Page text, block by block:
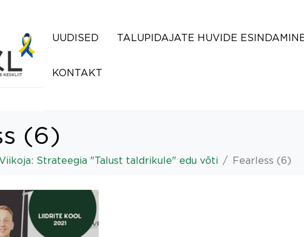
UUDISED TALUPIDAJATE HUVIDE
KONTAKT
(6)
Strateegia "Talust taldrikule" edu võti Fearless (6)